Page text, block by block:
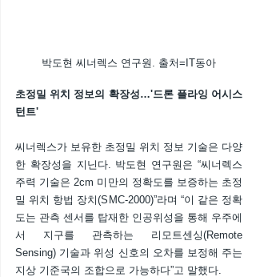
박도현 씨너렉스 연구원. 출처=IT동아
초정밀 위치 정보의 확장성…'드론 플라잉 어시스
턴트'
씨너렉스가 보유한 초정밀 위치 정보 기술은 다양
한 확장성을 지닌다. 박도현 연구원은 “씨너렉스
주력 기술은 2cm 미만의 정확도를 보증하는 초정
밀 위치 항법 장치(SMC-2000)”라며 “이 같은 정확
도는 관측 센서를 탑재한 인공위성을 통해 우주에
서 지구를 관측하는 리모트센싱(Remote
Sensing) 기술과 위성 신호의 오차를 보정해 주는
지상 기준국의 조합으로 가능하다”고 말했다.